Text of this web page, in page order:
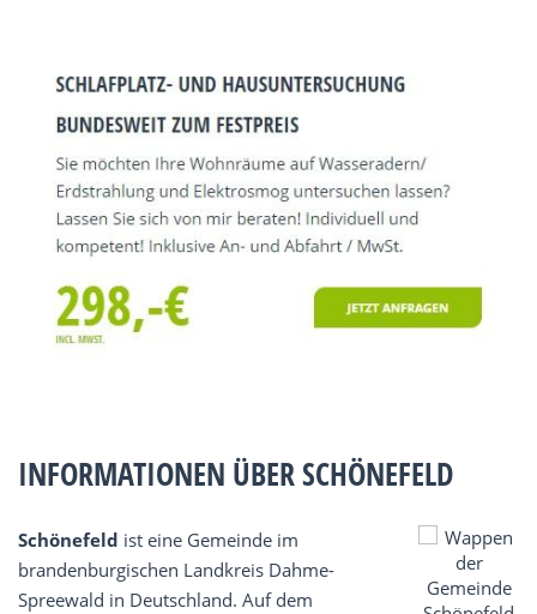
INFORMATIONEN ÜBER SCHÖNEFELD
Schönefeld ist eine Gemeinde im
brandenburgischen Landkreis Dahme-
Spreewald in Deutschland. Auf dem